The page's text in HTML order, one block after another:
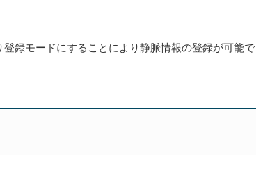
録モードにすることにより静脈情報の登録が可能で